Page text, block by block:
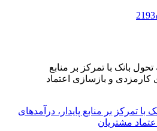
با تمرکز بر منابع پایدار، درآمدهای
مشتریان